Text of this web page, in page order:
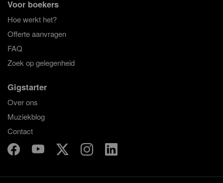
Voor boekers
Hoe werkt het?
Offerte aanvragen
FAQ
Zoek op gelegenheid
Gigstarter
Over ons
Muziekblog
Contact